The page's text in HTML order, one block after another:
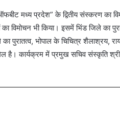
मध्य प्रदेश” के द्वितीय संस्करण का
विमोचन भी किया। इसमें भिंड जिले का
पुरातत्व, भोपाल के चिचित्र शैलाश्रय,
है। कार्यक्रम में प्रमुख सचिव संस्कृति